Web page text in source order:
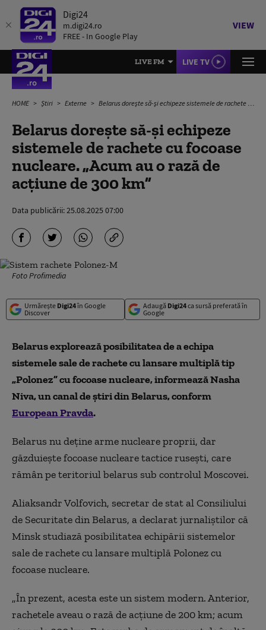
Digi24
m.digi24.ro
FREE - In Google Play
VIEW
LIVE FM LIVE TV
HOME Știri Externe Belarus dorește să-și echipeze sistemele de rachete cu focoase nucleare. „Acum au o rază de acțiune de 300 km”
Belarus dorește să-și echipeze
sistemele de rachete cu focoase
nucleare. „Acum au o rază de
acțiune de 300 km”
Data publicării:25.08.2025 07:00
Foto Profimedia
Urmărește Digi24în Google
Discover
Adaugă Digi24ca sursă preferată în
Google
Belarus explorează posibilitatea de a echipa
sistemele sale de rachete cu lansare multiplă tip
„Polonez” cu focoase nucleare, informează Nasha
Niva, un canal de știri din Belarus, conform
European Pravda.
Belarus nu deține arme nucleare proprii, dar
găzduiește focoase nucleare tactice rusești, care
rămân pe teritoriul belarus sub controlul Moscovei.
Aliaksandr Volfovich, secretar de stat al Consiliului
de Securitate din Belarus, a declarat jurnaliștilor că
Minsk studiază posibilitatea echipării sistemelor
sale de rachete cu lansare multiplă Polonez cu
focoase nucleare.
„În prezent, acesta este un sistem modern. Anterior,
rachetele aveau o rază de acțiune de 200 km; acum